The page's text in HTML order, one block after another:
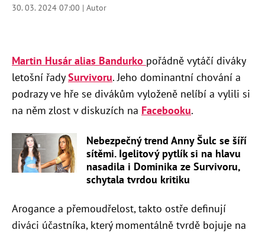
30. 03. 2024 07:00 | Autor
Martin Husár alias Bandurko pořádně vytáčí diváky
letošní řadySurvivoru. Jeho dominantní chování a
podrazy ve hře se divákům vyloženě nelíbí a vylili si
na něm zlost v diskuzích na Facebooku.
Nebezpečný trend Anny Šulc se šíří
sítěmi. Igelitový pytlík si na hlavu
nasadila i Dominika ze Survivoru,
schytala tvrdou kritiku
Arogance a přemoudřelost, takto ostře definují
diváci účastníka, který momentálně tvrdě bojuje na